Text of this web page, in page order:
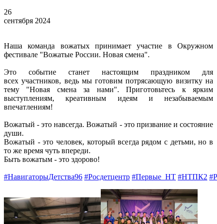
26
сентября 2024
Наша команда вожатых принимает участие в Окружном
фестивале "Вожатые России. Новая смена".
Это событие станет настоящим праздником для
всех участников, ведь мы готовим потрясающую визитку на
тему "Новая смена за нами". Приготовьтесь к ярким
выступлениям, креативным идеям и незабываемым
впечатлениям!
Вожатый - это навсегда. Вожатый - это призвание и состояние
души.
Вожатый - это человек, который всегда рядом с детьми, но в
то же время чуть впереди.
Быть вожатым - это здорово!
#НавигаторыДетства96 #Росдетцентр #Первые_НТ #НТПК2